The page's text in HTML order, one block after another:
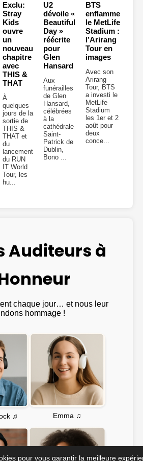
Exclu:
Stray
Kids
ouvre
un
nouveau
chapitre
avec
THIS &
THAT
À
quelques
jours de la
sortie de
THIS &
THAT et
du
lancement
du RUN
IT World
Tour, les
hu...
U2
dévoile «
Beautiful
Day »
réécrite
pour
Glen
Hansard
Aux
funérailles
de Glen
Hansard,
célébrées
à la
cathédrale
Saint-
Patrick de
Dublin,
Bono ...
BTS
enflamme
le MetLife
Stadium :
l’Arirang
Tour en
images
Avec son
Arirang
Tour, BTS
a investi le
MetLife
Stadium
les 1er et 2
août pour
deux
conce...
Auditeurs à
chaque jour… et nous leur
hommage !
♫ Emma ♫
pour vous garantir la meilleure